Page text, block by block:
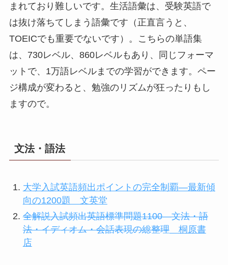
まれており難しいです。生活語彙は、受験英語で
は抜け落ちてしまう語彙です（正直言うと、
TOEICでも重要でないです）。こちらの単語集
は、730レベル、860レベルもあり、同じフォーマ
ットで、1万語レベルまでの学習ができます。ペー
ジ構成が変わると、勉強のリズムが狂ったりもし
ますので。
文法・語法
大学入試英語頻出ポイントの完全制覇―最新傾
向の1200題 文英堂
全解説入試頻出英語標準問題1100―文法・語
法・イディオム・会話表現の総整理桐原書
店